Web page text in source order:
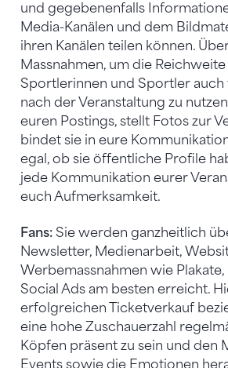
und gegebenenfalls
Media-Kanälen und dem
ihren Kanälen teilen können.
Massnahmen, um die
Sportlerinnen und Sportler auch
nach der Veranstaltung zu
euren Postings, stellt Fotos zur
bindet sie in eure
egal, ob sie öffentliche Profile
jede Kommunikation eurer
euch Aufmerksamkeit.
Fans: Sie werden ganzheitlich
Newsletter, Medienarbeit,
Werbemassnahmen wie
Social Ads am besten erreicht.
erfolgreichen Ticketverkauf
eine hohe Zuschauerzahl
Köpfen präsent zu sein und den
Events sowie die Emotionen